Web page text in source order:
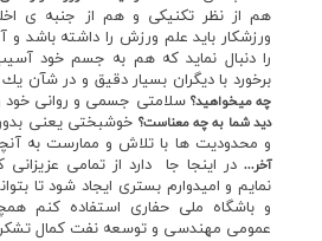
هم از نظر تكنيكي و هم از جنبه ي
ورزشكار بايد علم ورزش را داشته باشد و
را دنبال نمايد كه هم به جسم خود
برخورد با ديگران بسيار دقيق و در شآن
چه ميخواهيد؟ سلامتي جسمي و رواني خود و
ديد شما به چه معناست؟ خوشبختي يعني
و محدوديت ها با تلاش و ممارست به
آخر... در اينجا جا دارد از تمامي عزيزاني
نمايم و اميدوارم بستري ايجاد شود تا
و باشگاه ملي حفاري استفاده كنم
عمومي مهندسي و توسعه نفت كمال